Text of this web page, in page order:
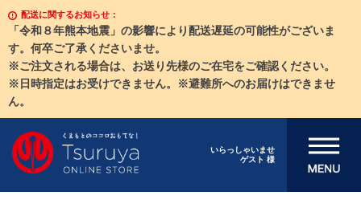
配送に関するお知らせ：
「令和８年熊本地震」の影響により配送遅延の可能性がございま
す。何卒ご了承くださいませ。
※ご注文される場合は、お送り先様のご在宅をご確認ください。
※日時指定はお受けできません。※避難所へのお届けはできませ
ん。
いらっしゃいませ
ゲスト 様
メニューを開